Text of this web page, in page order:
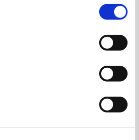
3)
-30%
si linistea